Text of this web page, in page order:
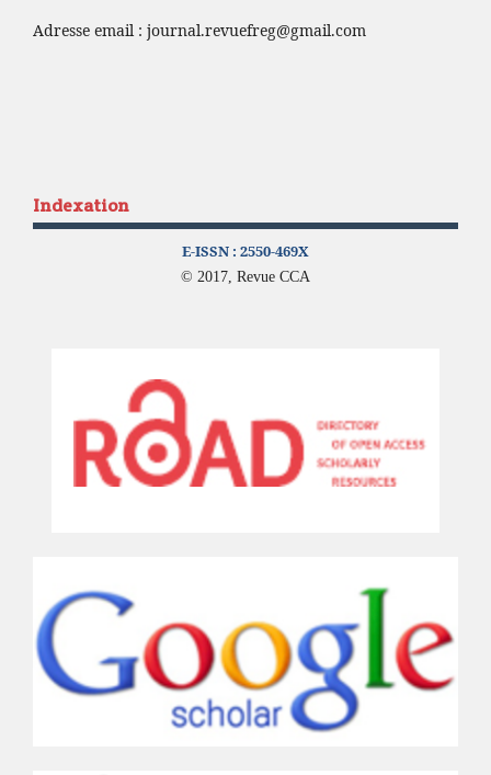
Adresse email : journal.revuefreg@gmail.com
Indexation
E-ISSN : 2550-469X
© 2017, Revue CCA